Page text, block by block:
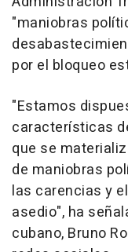
"maniobras
por el bloqueo
"Estamos
características
que se
de maniobras
las carencias y
asedio", ha
cubano, Bruno